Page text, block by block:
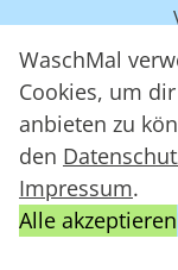
WaschMal
Cookies, um
anbieten zu
den
Impressum.
Alle akzeptieren
Einsparpotentiale